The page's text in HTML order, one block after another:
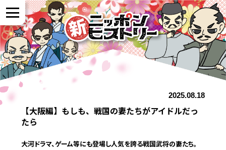
NEWS
2025.08.18
【大阪編】もしも、戦国の妻たちがアイドルだっ
たら
大河ドラマ、ゲーム等にも登場し人気を誇る戦国武将の妻たち。